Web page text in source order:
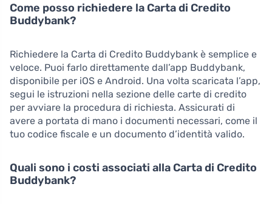
Come posso richiedere la Carta di Credito
Buddybank?
Richiedere la Carta di Credito Buddybank è semplice e
veloce. Puoi farlo direttamente dall’app Buddybank,
disponibile per iOS e Android. Una volta scaricata l’app,
segui le istruzioni nella sezione delle carte di credito
per avviare la procedura di richiesta. Assicurati di
avere a portata di mano i documenti necessari, come il
tuo codice fiscale e un documento d’identità valido.
Quali sono i costi associati alla Carta di Credito
Buddybank?